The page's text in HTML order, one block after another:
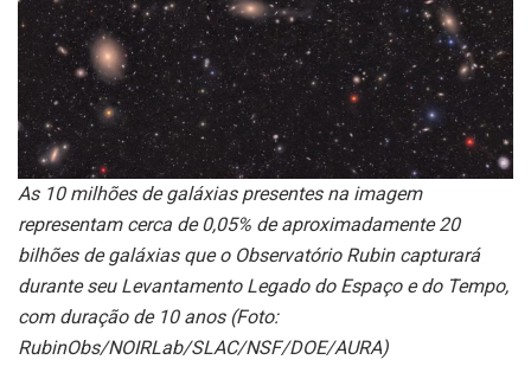
As 10 milhões de galáxias presentes na imagem
representam cerca de 0,05% de aproximadamente 20
bilhões de galáxias que o Observatório Rubin capturará
durante seu Levantamento Legado do Espaço e do Tempo,
com duração de 10 anos (Foto:
RubinObs/NOIRLab/SLAC/NSF/DOE/AURA)